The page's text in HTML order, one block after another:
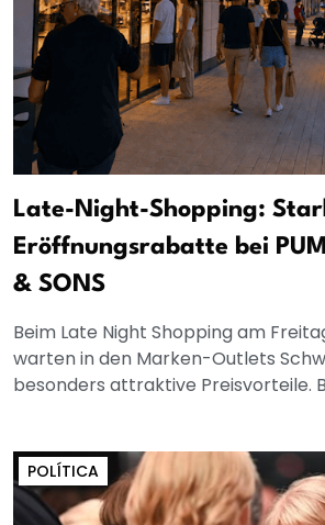
Late-Night-Shopping:
Eröffnungsrabatte bei
& SONS
Beim Late Night Shopping am
warten in den Marken-Outlets
besonders attraktive Preisvorteile.
POLÍTICA